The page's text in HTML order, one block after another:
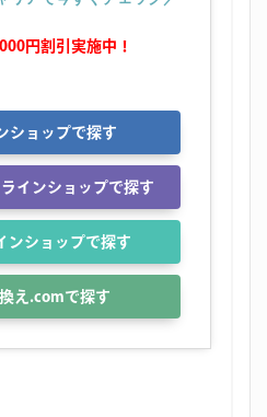
円割引実施中！
ショップで探す
インショップで探す
ンショップで探す
え.comで探す